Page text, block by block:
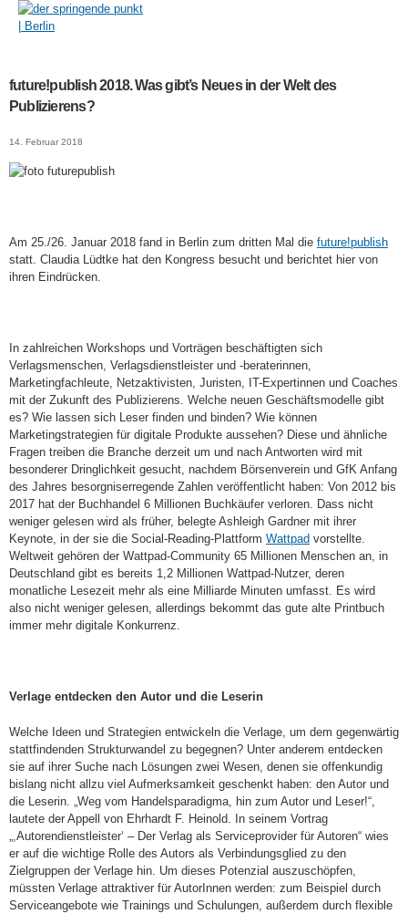
future!publish 2018. Was
gibt’s Neues in der Welt des
future!publish 2018. Was gibt’s Neues in der Welt des
Publizierens?
14. Februar 2018
Am 25./26. Januar 2018 fand in Berlin zum dritten Mal die future!publish
statt. Claudia Lüdtke hat den Kongress besucht und berichtet hier von
ihren Eindrücken.
In zahlreichen Workshops und Vorträgen beschäftigten sich
Verlagsmenschen, Verlagsdienstleister und -beraterinnen,
Marketingfachleute, Netzaktivisten, Juristen, IT-Expertinnen und Coaches
mit der Zukunft des Publizierens. Welche neuen Geschäftsmodelle gibt
es? Wie lassen sich Leser finden und binden? Wie können
Marketingstrategien für digitale Produkte aussehen? Diese und ähnliche
Fragen treiben die Branche derzeit um und nach Antworten wird mit
besonderer Dringlichkeit gesucht, nachdem Börsenverein und GfK Anfang
des Jahres besorgniserregende Zahlen veröffentlicht haben: Von 2012 bis
2017 hat der Buchhandel 6 Millionen Buchkäufer verloren. Dass nicht
weniger gelesen wird als früher, belegte Ashleigh Gardner mit ihrer
Keynote, in der sie die Social-Reading-Plattform Wattpad vorstellte.
Weltweit gehören der Wattpad-Community 65 Millionen Menschen an, in
Deutschland gibt es bereits 1,2 Millionen Wattpad-Nutzer, deren
monatliche Lesezeit mehr als eine Milliarde Minuten umfasst. Es wird
also nicht weniger gelesen, allerdings bekommt das gute alte Printbuch
immer mehr digitale Konkurrenz.
Verlage entdecken den Autor und die Leserin
Welche Ideen und Strategien entwickeln die Verlage, um dem gegenwärtig
stattfindenden Strukturwandel zu begegnen? Unter anderem entdecken
sie auf ihrer Suche nach Lösungen zwei Wesen, denen sie offenkundig
bislang nicht allzu viel Aufmerksamkeit geschenkt haben: den Autor und
die Leserin. „Weg vom Handelsparadigma, hin zum Autor und Leser!“,
lautete der Appell von Ehrhardt F. Heinold. In seinem Vortrag
„,Autorendienstleister‘ – Der Verlag als Serviceprovider für Autoren“ wies
er auf die wichtige Rolle des Autors als Verbindungsglied zu den
Zielgruppen der Verlage hin. Um dieses Potenzial auszuschöpfen,
müssten Verlage attraktiver für AutorInnen werden: zum Beispiel durch
Serviceangebote wie Trainings und Schulungen, außerdem durch flexible